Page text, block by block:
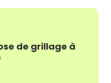
de grillage à